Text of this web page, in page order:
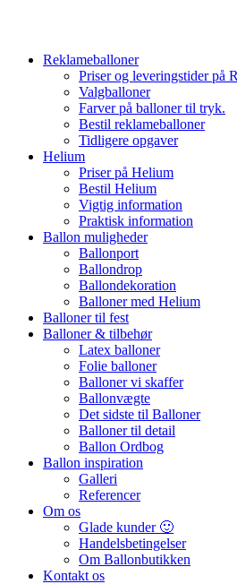
Reklameballoner
Priser og leveringstider på
Valgballoner
Farver på balloner til tryk.
Bestil reklameballoner
Tidligere opgaver
Helium
Priser på Helium
Bestil Helium
Vigtig information
Praktisk information
Ballon muligheder
Ballonport
Ballondrop
Ballondekoration
Balloner med Helium
Balloner til fest
Balloner & tilbehør
Latex balloner
Folie balloner
Balloner vi skaffer
Ballonvægte
Det sidste til Balloner
Balloner til detail
Ballon Ordbog
Ballon inspiration
Galleri
Referencer
Om os
Glade kunder 🙂
Handelsbetingelser
Om Ballonbutikken
Kontakt os